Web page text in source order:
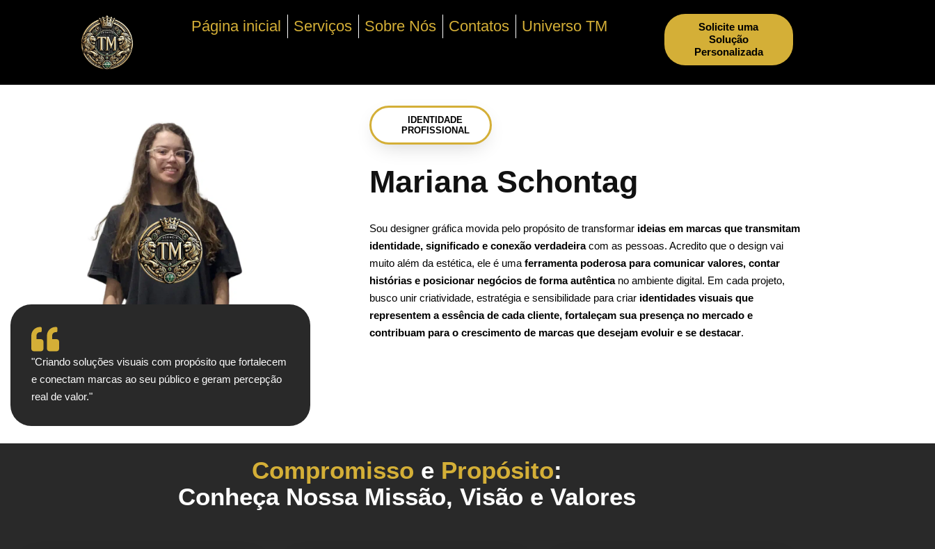
Página inicial Serviços Sobre Nós Contatos Universo TM
Solicite uma
Solução
Personalizada
"Criando soluções visuais com propósito que fortalecem
e conectam marcas ao seu público e geram percepção
real de valor."
IDENTIDADE
PROFISSIONAL
Mariana Schontag
Sou designer gráfica movida pelo propósito de transformar ideias em marcas que transmitam
identidade, significado e conexão verdadeiracom as pessoas. Acredito que o design vai
muito além da estética, ele é uma ferramenta poderosa para comunicar valores, contar
histórias e posicionar negócios de forma autênticano ambiente digital. Em cada projeto,
busco unir criatividade, estratégia e sensibilidade para criar identidades visuais que
representem a essência de cada cliente, fortaleçam sua presença no mercado e
contribuam para o crescimento de marcas que desejam evoluir e se destacar.
Compromisso e Propósito:
Conheça Nossa Missão, Visão e Valores